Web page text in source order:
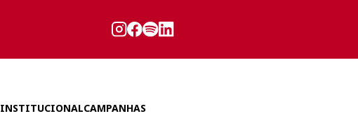
INSTITUCIONALCAMPANHAS